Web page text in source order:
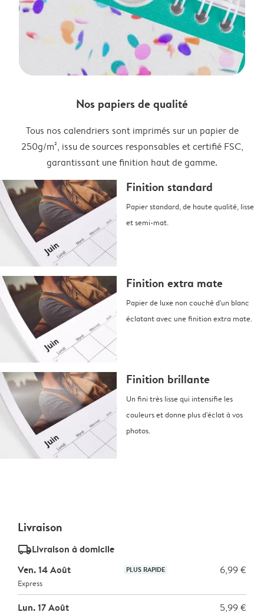
Nos papiers de qualité
Tous nos calendriers sont imprimés sur un papier de
250g/m², issu de sources responsables et certifié FSC,
garantissant une finition haut de gamme.
Finition standard
Papier standard, de haute qualité, lisse
et semi-mat.
Finition extra mate
Papier de luxe non couché d'un blanc
éclatant avec une finition extra mate.
Finition brillante
Un fini très lisse qui intensifie les
couleurs et donne plus d'éclat à vos
photos.
Livraison
delivery_standard_v2Livraison à domicile
Ven. 14 Août
PLUS RAPIDE 6,99 €
Express
Lun. 17 Août 5,99 €